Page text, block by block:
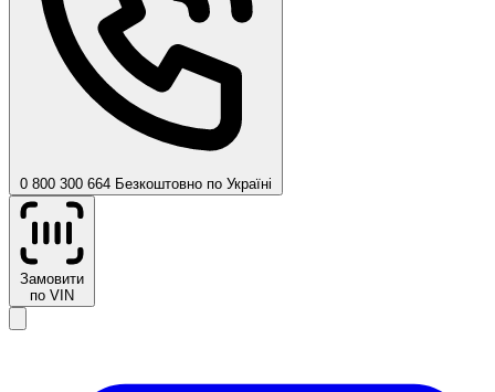
0 800 300 664 Безкоштовно по Україні
Замовити
по VIN